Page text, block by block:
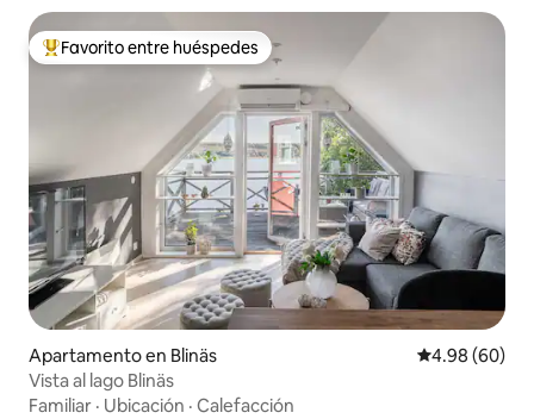
Favorito entre huéspedes preferido
Favorito entre huéspedes
Apartamento en Blinäs Calificación
4.98 (60)
Vista al lago Blinäs
Familiar · Ubicación · Calefacción